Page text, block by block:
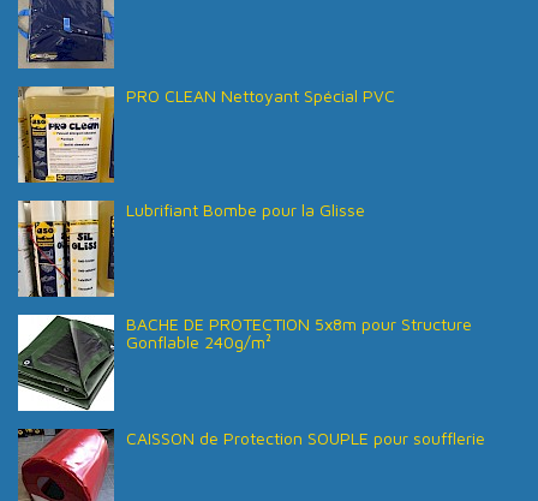
PRO CLEAN Nettoyant Spécial PVC
Lubrifiant Bombe pour la Glisse
BACHE DE PROTECTION 5x8m pour Structure
Gonflable 240g/m²
CAISSON de Protection SOUPLE pour soufflerie